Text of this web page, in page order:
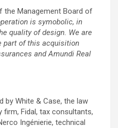
the Management Board of
is symobolic, in
quality of design. We are
part of this acquisition
and Amundi Real
by White & Case, the law
firm, Fidal, tax consultants,
Ingénierie, technical